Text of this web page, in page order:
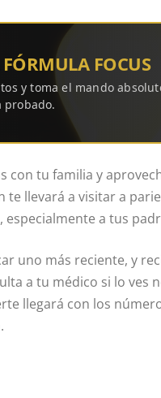
FOCUS
y toma el mando
probado.
con tu familia y
te llevará a visitar a
a tus
uno más reciente, y
a tu médico si lo ves
llegará con los